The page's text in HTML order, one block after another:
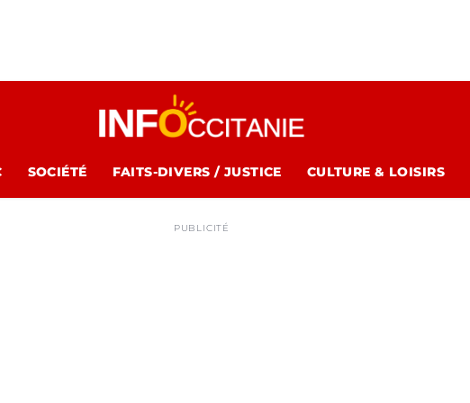
SOCIÉTÉ FAITS-DIVERS / JUSTICE CULTURE & LOISIRS
PUBLICITÉ